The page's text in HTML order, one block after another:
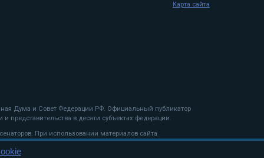
Дума и Совет Федерации РФ. Официальный публикатор
представительства в десяти субъектах федерации.
При использовании материалов сайта
Карта сайта